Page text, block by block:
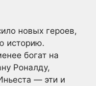
новых героев,
историю.
богат на
Роналду,
— эти и